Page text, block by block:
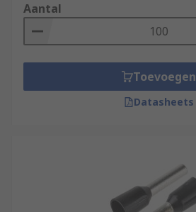
Aantal
Toevoegen
Datasheets